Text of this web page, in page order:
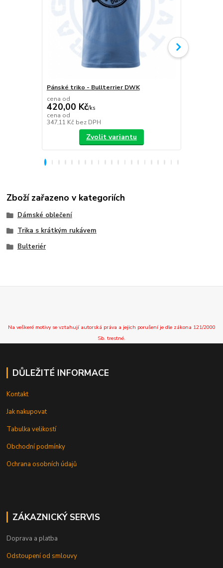
Pánské triko - Bullterrier DWK
cena od
420,00 Kč/ks
cena od
347,11 Kč bez DPH
Zvolit variantu
Zboží zařazeno v kategoriích
Dámské oblečení
Trika s krátkým rukávem
Bulteriér
Na veškeré motivy se vztahují autorská práva a jejich porušení je dle zákona 121/2000
Sb. trestné.
DŮLEŽITÉ INFORMACE
Kontakt
Jak nakupovat
Tabulka velikostí
Obchodní podmínky
Ochrana osobních údajů
ZÁKAZNICKÝ SERVIS
Doprava a platba
Odstoupení od smlouvy